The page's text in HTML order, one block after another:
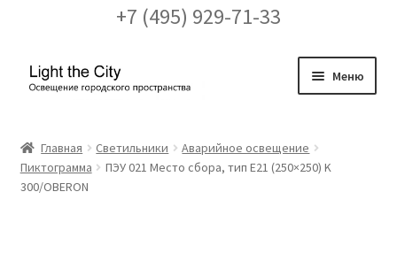
+7 (495) 929-71-33
Перейти
Перейти
Меню
FAQ про кронштейны
Главная Светильники
Аварийное освещение
Пиктограмма
ПЭУ 021 Место сбора, тип Е21 (250×250) K
300/OBERON